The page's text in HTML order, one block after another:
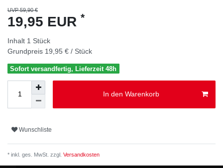
UVP 59,90 €
19,95 EUR *
Inhalt 1 Stück
Grundpreis 19,95 € / Stück
Sofort versandfertig, Lieferzeit 48h
In den Warenkorb
Wunschliste
* inkl. ges. MwSt. zzgl. Versandkosten